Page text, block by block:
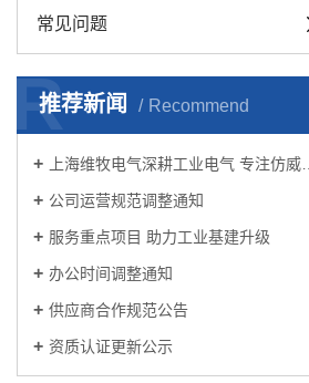
常见问题
推荐新闻 Recommend
R
上海维牧电气深耕工业电气 专注仿威…
公司运营规范调整通知
服务重点项目 助力工业基建升级
办公时间调整通知
供应商合作规范公告
资质认证更新公示